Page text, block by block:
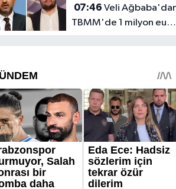
oldu
07:46
TBMM'de 1 milyon euro
iddiasına yanıt!